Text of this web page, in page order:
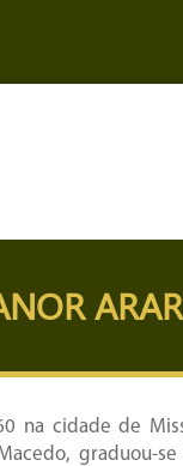
na cidade de
graduou-